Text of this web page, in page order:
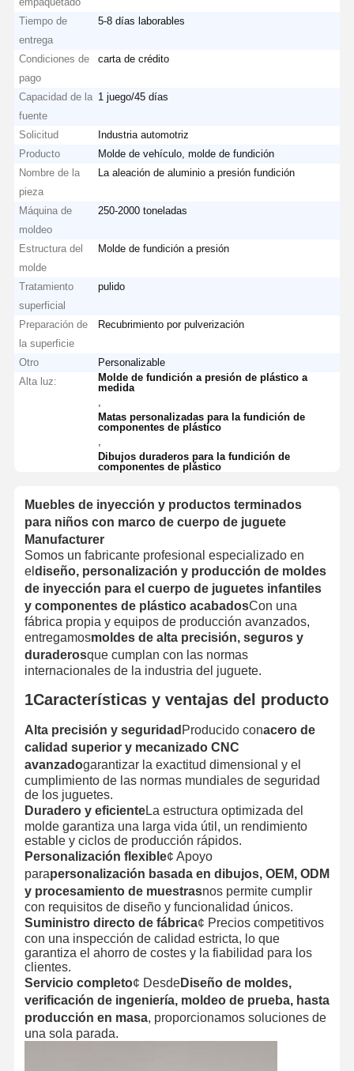
Inicio Productos
Sobre
Visita A La
Tiempo de
entrega
5-8 días laborables
Condiciones de
pago
carta de crédito
Capacidad de la
fuente
1 juego/45 días
Solicitud
Industria automotriz
Producto
Molde de vehículo, molde de fundición
Nombre de la
pieza
La aleación de aluminio a presión fundición
Máquina de
moldeo
250-2000 toneladas
Estructura del
molde
Molde de fundición a presión
Tratamiento
superficial
pulido
Preparación de
la superficie
Recubrimiento por pulverización
Otro
Personalizable
Alta luz:
Molde de fundición a presión de plástico a
medida
Matas personalizadas para la fundición de
componentes de plástico
Dibujos duraderos para la fundición de
componentes de plástico
Muebles de inyección y productos terminados
para niños con marco de cuerpo de juguete
Manufacturer
Somos un fabricante profesional especializado en
el diseño, personalización y producción de moldes
de inyección para el cuerpo de juguetes infantiles
y componentes de plástico acabadosCon una
fábrica propia y equipos de producción avanzados,
entregamosmoldes de alta precisión, seguros y
duraderosque cumplan con las normas
internacionales de la industria del juguete.
1Características y ventajas del producto
Alta precisión y seguridad Producido conacero de
calidad superior y mecanizado CNC
avanzadogarantizar la exactitud dimensional y el
cumplimiento de las normas mundiales de seguridad
de los juguetes.
Duradero y eficienteLa estructura optimizada del
molde garantiza una larga vida útil, un rendimiento
estable y ciclos de producción rápidos.
Personalización flexible¢ Apoyo
parapersonalización basada en dibujos, OEM, ODM
y procesamiento de muestrasnos permite cumplir
con requisitos de diseño y funcionalidad únicos.
Suministro directo de fábrica¢ Precios competitivos
con una inspección de calidad estricta, lo que
garantiza el ahorro de costes y la fiabilidad para los
clientes.
Servicio completo¢ DesdeDiseño de moldes,
verificación de ingeniería, moldeo de prueba, hasta
producción en masa, proporcionamos soluciones de
una sola parada.